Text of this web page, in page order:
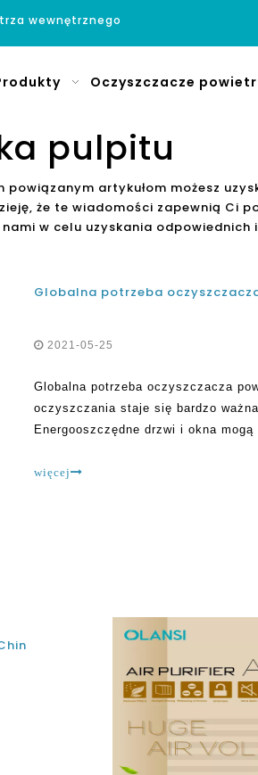
wewnętrznego
Oczyszczacze
pulpitu
powiązanym artykułom możesz
że te wiadomości zapewnią Ci
w celu uzyskania odpowiednich
Globalna potrzeba
2021-05-25
Globalna potrzeba oczyszczacza
oczyszczania staje się bardzo
Energooszczędne drzwi i okna
Zauważono, że zanieczyszczenia
więcej